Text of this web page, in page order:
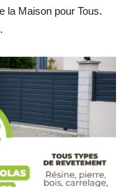
la Maison pour Tous.